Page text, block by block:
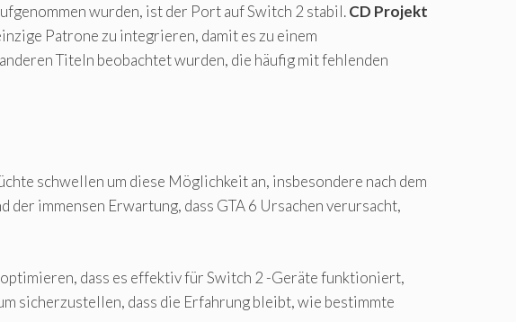
wurden, ist der Port auf Switch 2 stabil.CD Projekt
Patrone zu integrieren, damit es zu einem
Titeln beobachtet wurden, die häufig mit fehlenden
schwellen um diese Möglichkeit an, insbesondere nach dem
immensen Erwartung, dass GTA 6 Ursachen verursacht,
dass es effektiv für Switch 2 -Geräte funktioniert,
sicherzustellen, dass die Erfahrung bleibt, wie bestimmte